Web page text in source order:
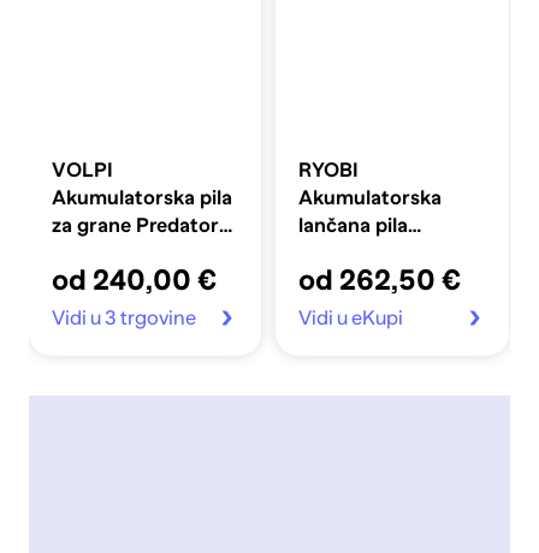
VOLPI
Akumulatorska pila
za grane Predator
od 240,00 €
Vidi u 3 trgovine
RYOBI
Akumulatorska
lančana pila
od 262,50 €
Vidi u eKupi